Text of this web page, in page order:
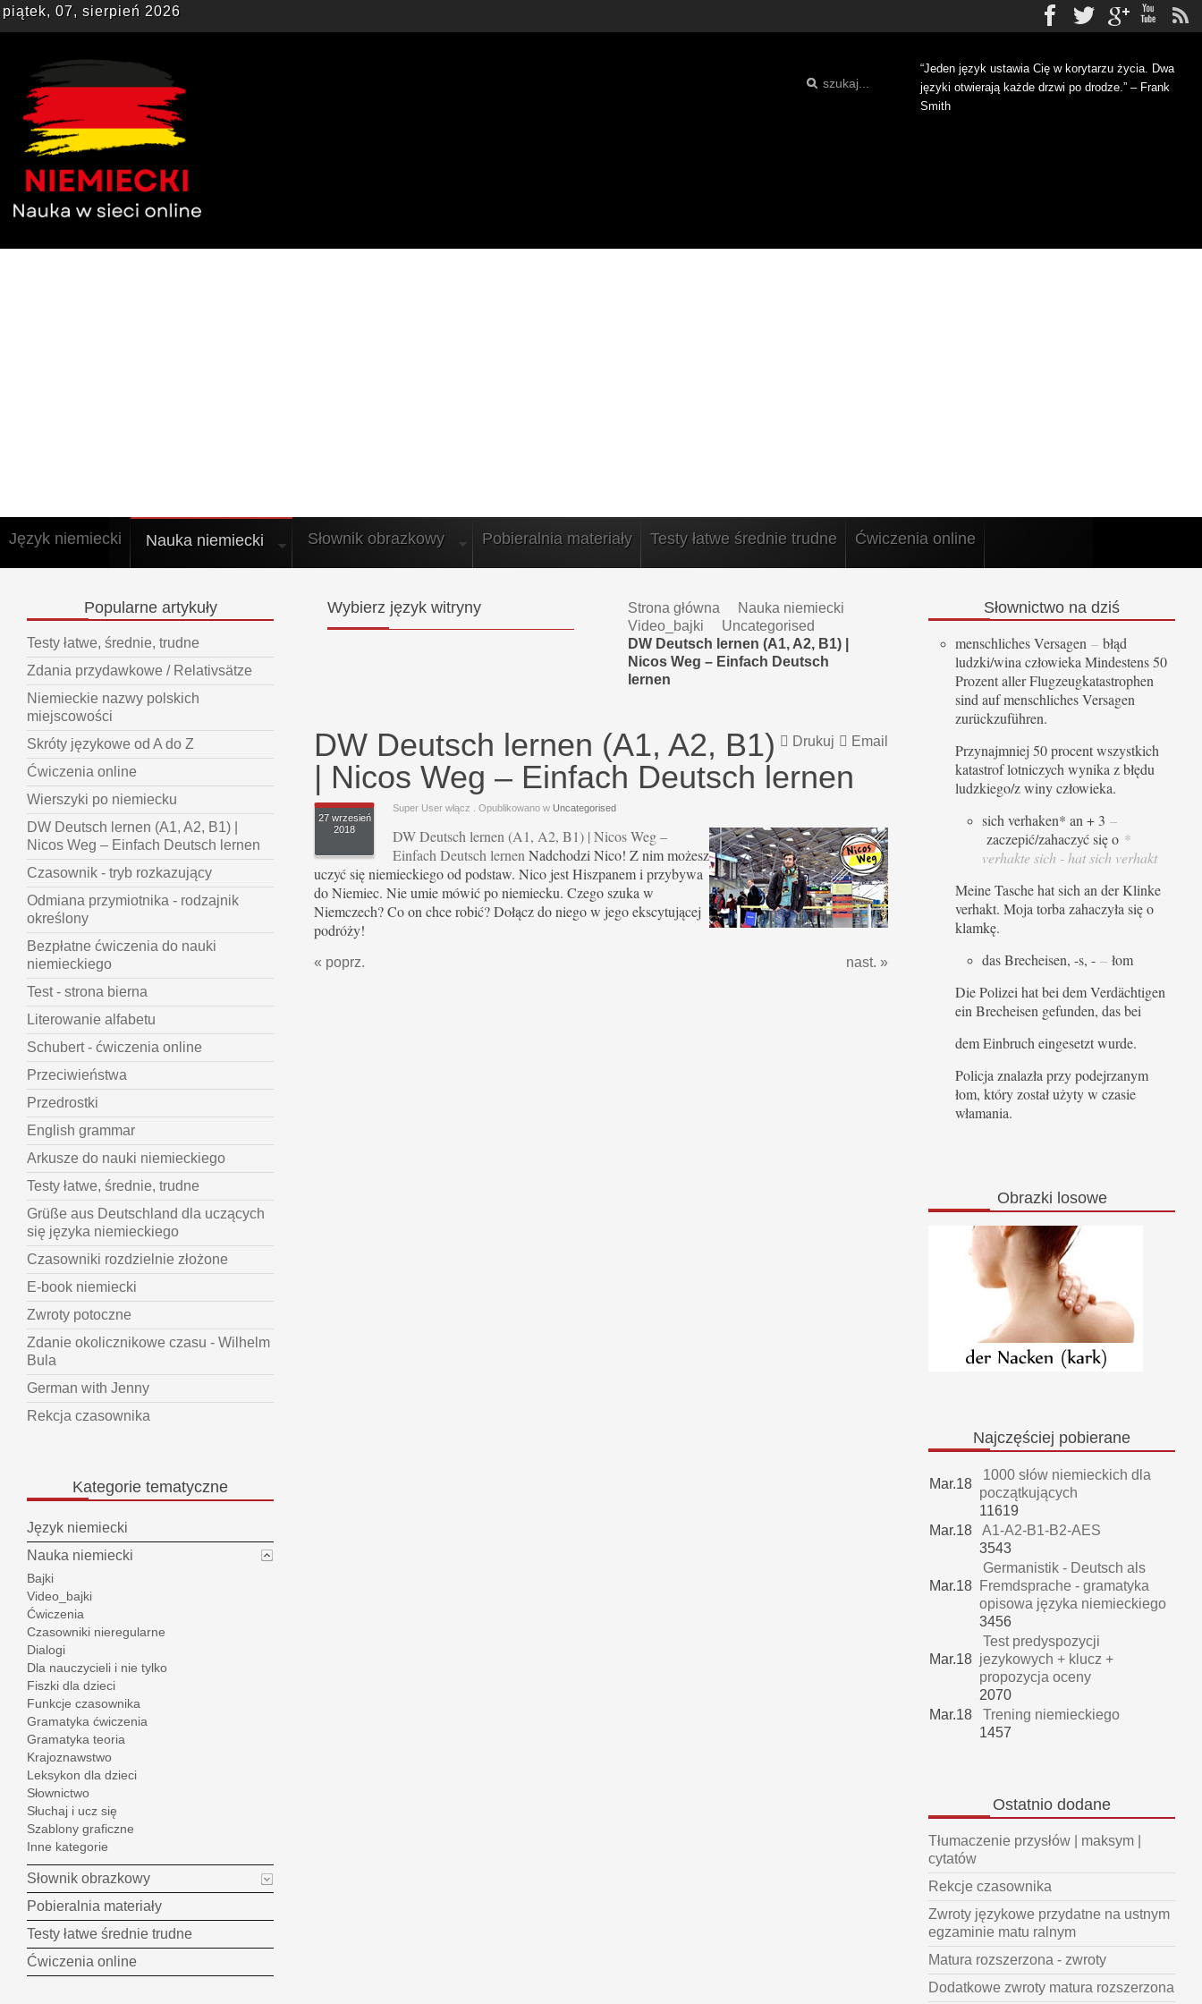
piątek, 07, sierpień 2026 Facebook
Twittergplus
“Jeden język ustawia Cię w korytarzu życia. Dwa
języki otwierają każde drzwi po drodze.” – Frank
Smith
Język niemiecki Nauka niemiecki Słownik obrazkowy Pobieralnia materiały Testy łatwe średnie trudne Ćwiczenia online
Wybierz język witryny Strona główna
Nauka niemiecki
Video_bajki
Uncategorised
DW Deutsch lernen (A1, A2, B1) |
Nicos Weg – Einfach Deutsch
lernen
Email
Drukuj
DW Deutsch lernen (A1, A2, B1)
| Nicos Weg – Einfach Deutsch lernen
Super User włącz
27 wrzesień
2018
. Opublikowano w Uncategorised
DW Deutsch lernen (A1, A2, B1) | Nicos Weg –
Einfach Deutsch lernen Nadchodzi Nico! Z nim możesz
uczyć się niemieckiego od podstaw. Nico jest Hiszpanem i przybywa
do Niemiec. Nie umie mówić po niemiecku. Czego szuka w
Niemczech? Co on chce robić? Dołącz do niego w jego ekscytującej
podróży!
« poprz. nast. »
Popularneartykuły
Testy łatwe, średnie, trudne
Zdania przydawkowe / Relativsätze
Niemieckie nazwy polskich
miejscowości
Skróty językowe od A do Z
Ćwiczenia online
Wierszyki po niemiecku
DW Deutsch lernen (A1, A2, B1) |
Nicos Weg – Einfach Deutsch lernen
Czasownik - tryb rozkazujący
Odmiana przymiotnika - rodzajnik
określony
Bezpłatne ćwiczenia do nauki
niemieckiego
Test - strona bierna
Literowanie alfabetu
Schubert - ćwiczenia online
Przeciwieństwa
Przedrostki
English grammar
Arkusze do nauki niemieckiego
Testy łatwe, średnie, trudne
Grüße aus Deutschland dla uczących
się języka niemieckiego
Czasowniki rozdzielnie złożone
E-book niemiecki
Zwroty potoczne
Zdanie okolicznikowe czasu - Wilhelm
Bula
German with Jenny
Rekcja czasownika
Kategorie tematyczne
Język niemiecki
Nauka niemiecki
Bajki
Video_bajki
Ćwiczenia
Czasowniki nieregularne
Dialogi
Dla nauczycieli i nie tylko
Fiszki dla dzieci
Funkcje czasownika
Gramatyka ćwiczenia
Gramatyka teoria
Krajoznawstwo
Leksykon dla dzieci
Słownictwo
Słuchaj i ucz się
Szablony graficzne
Inne kategorie
Słownik obrazkowy
Pobieralnia materiały
Testy łatwe średnie trudne
Ćwiczenia online
Słownictwo na dziś
menschliches Versagen – błąd
ludzki/wina człowieka Mindestens 50
Prozent aller Flugzeugkatastrophen
sind auf menschliches Versagen
zurückzuführen.
Przynajmniej 50 procent wszystkich
katastrof lotniczych wynika z błędu
ludzkiego/z winy człowieka.
sich verhaken* an + 3 –
zaczepić/zahaczyć się o *
verhakte sich - hat sich verhakt
Meine Tasche hat sich an der Klinke
verhakt. Moja torba zahaczyła się o
klamkę.
das Brecheisen, -s, - – łom
Die Polizei hat bei dem Verdächtigen
ein Brecheisen gefunden, das bei
dem Einbruch eingesetzt wurde.
Policja znalazła przy podejrzanym
łom, który został użyty w czasie
włamania.
Obrazki losowe
Najczęściej pobierane
Mar.18
1000 słów niemieckich dla
początkujących
11619
Mar.18
A1-A2-B1-B2-AES
3543
Mar.18
Germanistik - Deutsch als
Fremdsprache - gramatyka
opisowa języka niemieckiego
3456
Mar.18
Test predyspozycji
jezykowych + klucz +
propozycja oceny
2070
Mar.18
Trening niemieckiego
1457
Ostatnio dodane
Tłumaczenie przysłów | maksym |
cytatów
Rekcje czasownika
Zwroty językowe przydatne na ustnym
egzaminie matu ralnym
Matura rozszerzona - zwroty
Dodatkowe zwroty matura rozszerzona